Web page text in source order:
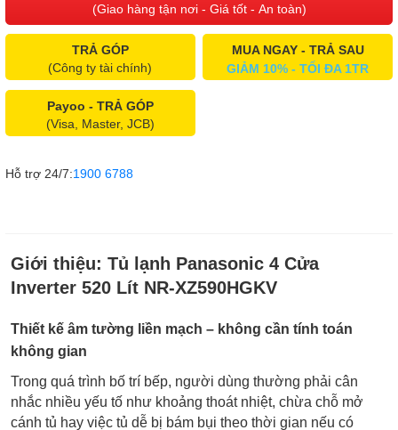
(Giao hàng tận nơi - Giá tốt - An toàn)
TRẢ GÓP
(Công ty tài chính)
MUA NGAY - TRẢ SAU
GIẢM 10% - TỐI ĐA 1TR
Payoo - TRẢ GÓP
(Visa, Master, JCB)
Hỗ trợ 24/7:1900 6788
Giới thiệu: Tủ lạnh Panasonic 4 Cửa
Inverter 520 Lít NR-XZ590HGKV
Thiết kế âm tường liền mạch – không cần tính toán
không gian
Trong quá trình bố trí bếp, người dùng thường phải cân
nhắc nhiều yếu tố như khoảng thoát nhiệt, chừa chỗ mở
cánh tủ hay việc tủ dễ bị bám bụi theo thời gian nếu có